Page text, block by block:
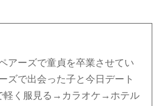
アーズで童貞を卒業させてい
ズで出会った子と今日デート
軽く服見る→カラオケ→ホテル